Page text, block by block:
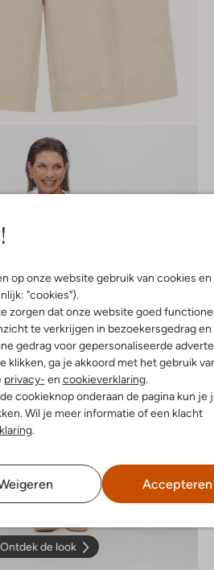
op onze website gebruik van cookies en
"cookies").
zorgen dat onze website goed
te verkrijgen in bezoekersgedrag en
gedrag voor gepersonaliseerde
klikken, ga je akkoord met het gebruik
privacy- en cookieverklaring.
cookieknop onderaan de pagina kun je
Wil je meer informatie of een klacht
.
Accepteren
Ontdek de look